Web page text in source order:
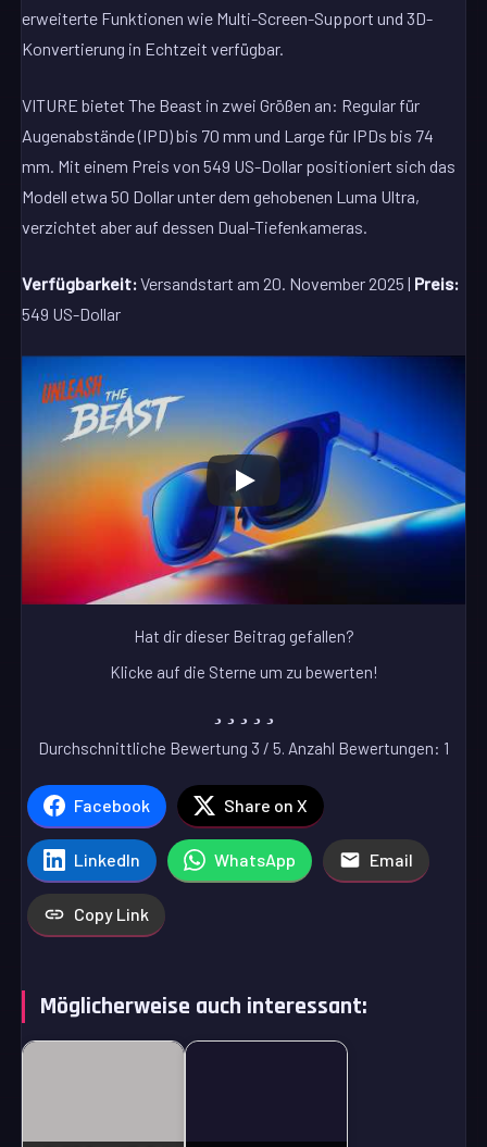
erweiterte Funktionen wie Multi-Screen-Support und 3D-
Konvertierung in Echtzeit verfügbar.
VITURE bietet The Beast in zwei Größen an: Regular für
Augenabstände (IPD) bis 70 mm und Large für IPDs bis 74
mm. Mit einem Preis von 549 US-Dollar positioniert sich das
Modell etwa 50 Dollar unter dem gehobenen Luma Ultra,
verzichtet aber auf dessen Dual-Tiefenkameras.
Verfügbarkeit:Versandstart am 20. November 2025 | Preis:
549 US-Dollar
Hat dir dieser Beitrag gefallen?
Klicke auf die Sterne um zu bewerten!
Durchschnittliche Bewertung 3 / 5. Anzahl Bewertungen: 1
Facebook Share on X
LinkedIn WhatsApp Email
Copy Link
Möglicherweise auch interessant: